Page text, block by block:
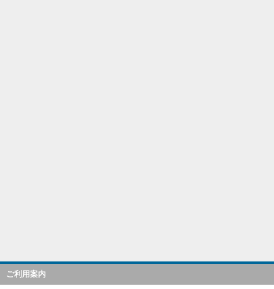
ご利用案内